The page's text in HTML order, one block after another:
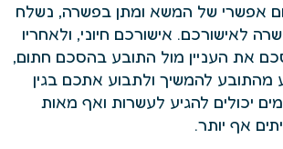
אפשרי של המשא ומתן בפשרה, נשלח
לאישורכם. אישורכם חיוני, ולאחריו
את העניין מול התובע בהסכם חתום,
מהתובע להמשיך ולתבוע אתכם בגין
יכולים להגיע לעשרות ואף מאות
אף יותר.